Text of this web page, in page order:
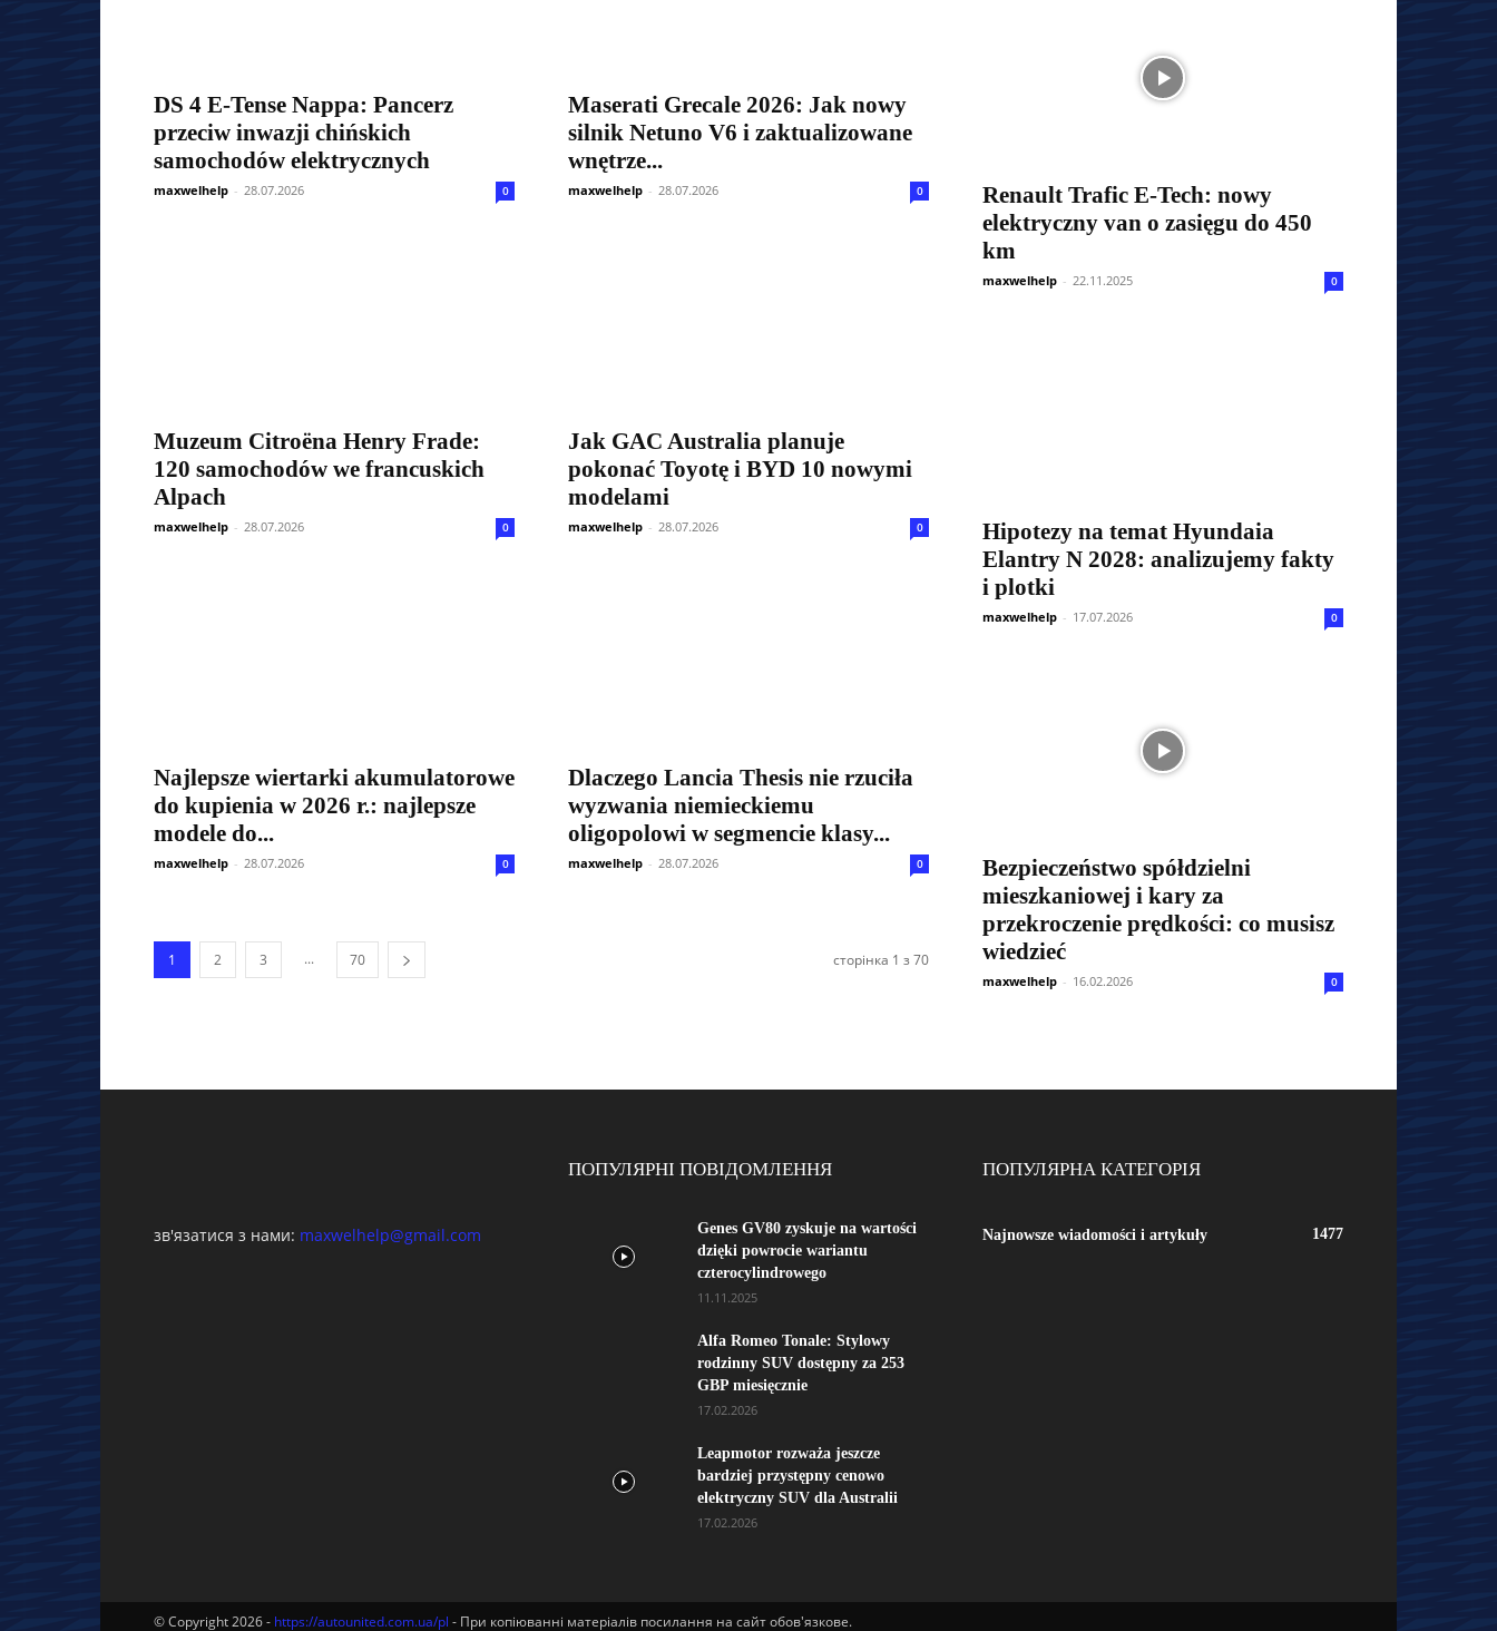
DS 4 E-Tense Nappa: Pancerz
przeciw inwazji chińskich
samochodów elektrycznych
maxwelhelp - 28.07.2026 0
Maserati Grecale 2026: Jak nowy
silnik Netuno V6 i zaktualizowane
wnętrze...
maxwelhelp - 28.07.2026 0
Muzeum Citroëna Henry Frade:
120 samochodów we francuskich
Alpach
maxwelhelp - 28.07.2026 0
Jak GAC Australia planuje
pokonać Toyotę i BYD 10 nowymi
modelami
maxwelhelp - 28.07.2026 0
Najlepsze wiertarki akumulatorowe
do kupienia w 2026 r.: najlepsze
modele do...
maxwelhelp - 28.07.2026 0
Dlaczego Lancia Thesis nie rzuciła
wyzwania niemieckiemu
oligopolowi w segmencie klasy...
maxwelhelp - 28.07.2026 0
1 2 3 ... 70 сторінка 1 з 70
Renault Trafic E-Tech: nowy
elektryczny van o zasięgu do 450
km
maxwelhelp - 22.11.2025 0
Hipotezy na temat Hyundaia
Elantry N 2028: analizujemy fakty
i plotki
maxwelhelp - 17.07.2026 0
Bezpieczeństwo spółdzielni
mieszkaniowej i kary za
przekroczenie prędkości: co musisz
wiedzieć
maxwelhelp - 16.02.2026 0
зв'язатися з нами: maxwelhelp@gmail.com
ПОПУЛЯРНІ ПОВІДОМЛЕННЯ
Genes GV80 zyskuje na wartości
dzięki powrocie wariantu
czterocylindrowego
11.11.2025
Alfa Romeo Tonale: Stylowy
rodzinny SUV dostępny za 253
GBP miesięcznie
17.02.2026
Leapmotor rozważa jeszcze
bardziej przystępny cenowo
elektryczny SUV dla Australii
17.02.2026
ПОПУЛЯРНА КАТЕГОРІЯ
Najnowsze wiadomości i artykuły 1477
© Copyright 2026 - https://autounited.com.ua/pl - При копіюванні матеріалів посилання на сайт обов'язкове.